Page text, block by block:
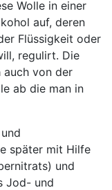
Wolle in einer
auf, deren
Flüssigkeit oder
regulirt. Die
auch von der
ab die man in
später mit Hilfe
und
Jod- und